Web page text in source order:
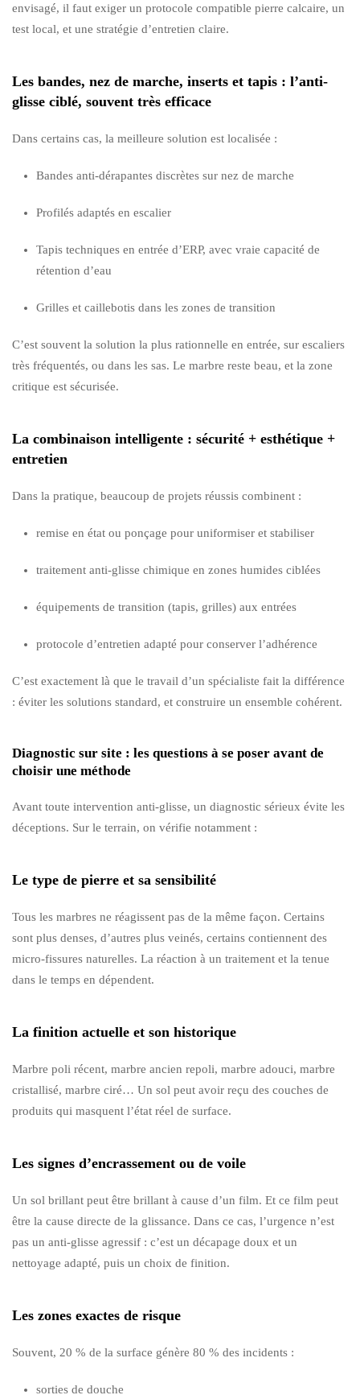
envisagé, il faut exiger un protocole compatible pierre calcaire, un
test local, et une stratégie d’entretien claire.
Les bandes, nez de marche, inserts et tapis : l’anti-
glisse ciblé, souvent très efficace
Dans certains cas, la meilleure solution est localisée :
Bandes anti-dérapantes discrètes sur nez de marche
Profilés adaptés en escalier
Tapis techniques en entrée d’ERP, avec vraie capacité de
rétention d’eau
Grilles et caillebotis dans les zones de transition
C’est souvent la solution la plus rationnelle en entrée, sur escaliers
très fréquentés, ou dans les sas. Le marbre reste beau, et la zone
critique est sécurisée.
La combinaison intelligente : sécurité + esthétique +
entretien
Dans la pratique, beaucoup de projets réussis combinent :
remise en état ou ponçage pour uniformiser et stabiliser
traitement anti-glisse chimique en zones humides ciblées
équipements de transition (tapis, grilles) aux entrées
protocole d’entretien adapté pour conserver l’adhérence
C’est exactement là que le travail d’un spécialiste fait la différence
: éviter les solutions standard, et construire un ensemble cohérent.
Diagnostic sur site : les questions à se poser avant de
choisir une méthode
Avant toute intervention anti-glisse, un diagnostic sérieux évite les
déceptions. Sur le terrain, on vérifie notamment :
Le type de pierre et sa sensibilité
Tous les marbres ne réagissent pas de la même façon. Certains
sont plus denses, d’autres plus veinés, certains contiennent des
micro-fissures naturelles. La réaction à un traitement et la tenue
dans le temps en dépendent.
La finition actuelle et son historique
Marbre poli récent, marbre ancien repoli, marbre adouci, marbre
cristallisé, marbre ciré… Un sol peut avoir reçu des couches de
produits qui masquent l’état réel de surface.
Les signes d’encrassement ou de voile
Un sol brillant peut être brillant à cause d’un film. Et ce film peut
être la cause directe de la glissance. Dans ce cas, l’urgence n’est
pas un anti-glisse agressif : c’est un décapage doux et un
nettoyage adapté, puis un choix de finition.
Les zones exactes de risque
Souvent, 20 % de la surface génère 80 % des incidents :
sorties de douche